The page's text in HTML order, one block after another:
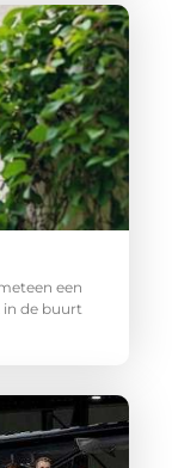
een
in de buurt